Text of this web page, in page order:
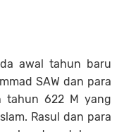
awal tahun baru
SAW dan para
tahun 622 M yang
Rasul dan para